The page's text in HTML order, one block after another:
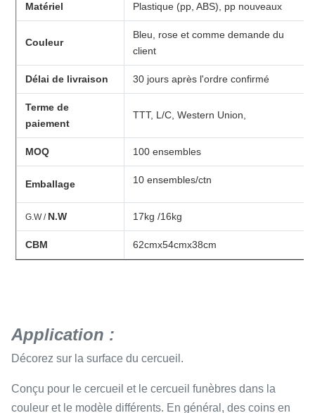
Matériel Plastique (pp, ABS), pp nouveaux
Couleur
Bleu, rose et comme demande du
client
Délai de livraison 30 jours après l'ordre confirmé
Terme de
paiement
TTT, L/C, Western Union,
MOQ 100 ensembles
Emballage 10 ensembles/ctn
G.W / N.W 17kg /16kg
CBM 62cmx54cmx38cm
Application :
Décorez sur la surface du cercueil.
Conçu pour le cercueil et le cercueil funèbres dans la
couleur et le modèle différents. En général, des coins en